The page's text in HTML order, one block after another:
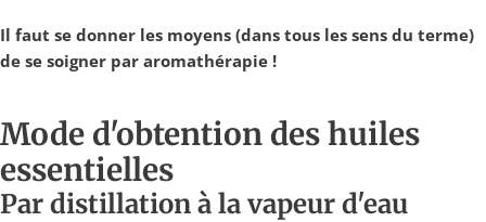
Il faut se donner les moyens (dans tous les sens du terme)
de se soigner par aromathérapie !
Mode d'obtention des huiles
essentielles
Par distillation à la vapeur d'eau